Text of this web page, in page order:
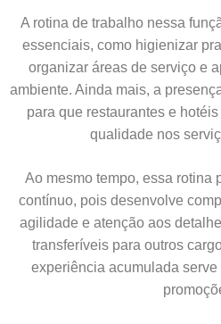
A rotina de trabalho nessa
essenciais, como higienizar
organizar áreas de serviço e
ambiente. Ainda mais, a
para que restaurantes e
qualidade nos
Ao mesmo tempo, essa rotina
contínuo, pois desenvolve
agilidade e atenção aos
transferíveis para outros
experiência acumulada